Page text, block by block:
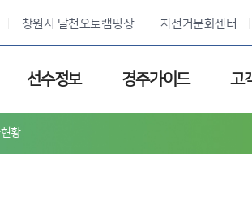
창원시 달천오토캠핑장 자전거문화센터
선수정보 경주가이드 고
황